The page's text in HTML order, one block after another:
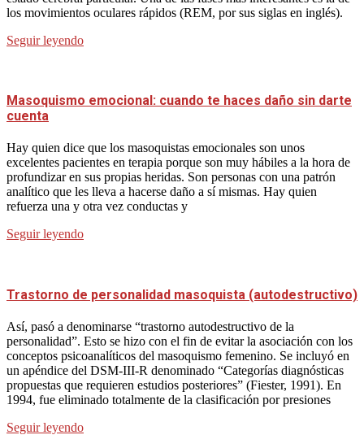
los movimientos oculares rápidos (REM, por sus siglas en inglés).
Seguir leyendo
Masoquismo emocional: cuando te haces daño sin darte
cuenta
Hay quien dice que los masoquistas emocionales son unos
excelentes pacientes en terapia porque son muy hábiles a la hora de
profundizar en sus propias heridas. Son personas con una patrón
analítico que les lleva a hacerse daño a sí mismas. Hay quien
refuerza una y otra vez conductas y
Seguir leyendo
Trastorno de personalidad masoquista (autodestructivo)
Así, pasó a denominarse “trastorno autodestructivo de la
personalidad”. Esto se hizo con el fin de evitar la asociación con los
conceptos psicoanalíticos del masoquismo femenino. Se incluyó en
un apéndice del DSM-III-R denominado “Categorías diagnósticas
propuestas que requieren estudios posteriores” (Fiester, 1991). En
1994, fue eliminado totalmente de la clasificación por presiones
Seguir leyendo